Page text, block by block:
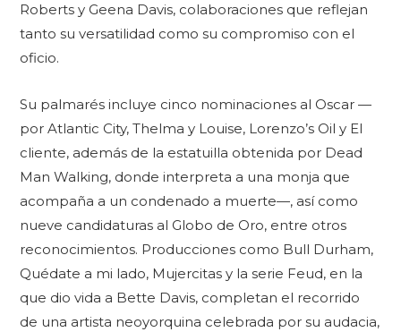
Roberts y Geena Davis, colaboraciones que reflejan
tanto su versatilidad como su compromiso con el
oficio.
Su palmarés incluye cinco nominaciones al Oscar —
por Atlantic City, Thelma y Louise, Lorenzo’s Oil y El
cliente, además de la estatuilla obtenida por Dead
Man Walking, donde interpreta a una monja que
acompaña a un condenado a muerte—, así como
nueve candidaturas al Globo de Oro, entre otros
reconocimientos. Producciones como Bull Durham,
Quédate a mi lado, Mujercitas y la serie Feud, en la
que dio vida a Bette Davis, completan el recorrido
de una artista neoyorquina celebrada por su audacia,